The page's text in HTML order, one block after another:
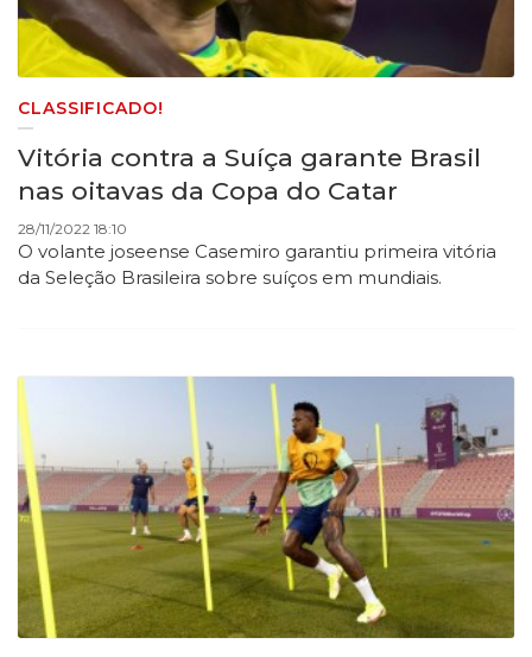
CLASSIFICADO!
Vitória contra a Suíça garante Brasil
nas oitavas da Copa do Catar
28/11/2022 18:10
O volante joseense Casemiro garantiu primeira vitória
da Seleção Brasileira sobre suíços em mundiais.